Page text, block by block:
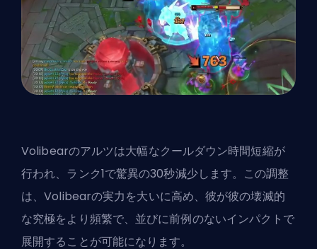
Volibearのアルツは大幅なクールダウン時間短縮が
行われ、ランク1で驚異の30秒減少します。この調整
は、Volibearの実力を大いに高め、彼が彼の壊滅的
な究極をより頻繁で、並びに前例のないインパクトで
展開することが可能になります。